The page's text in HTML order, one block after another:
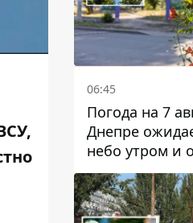
06:45
Погода на 7
Днепре
небо утром и
после обеда